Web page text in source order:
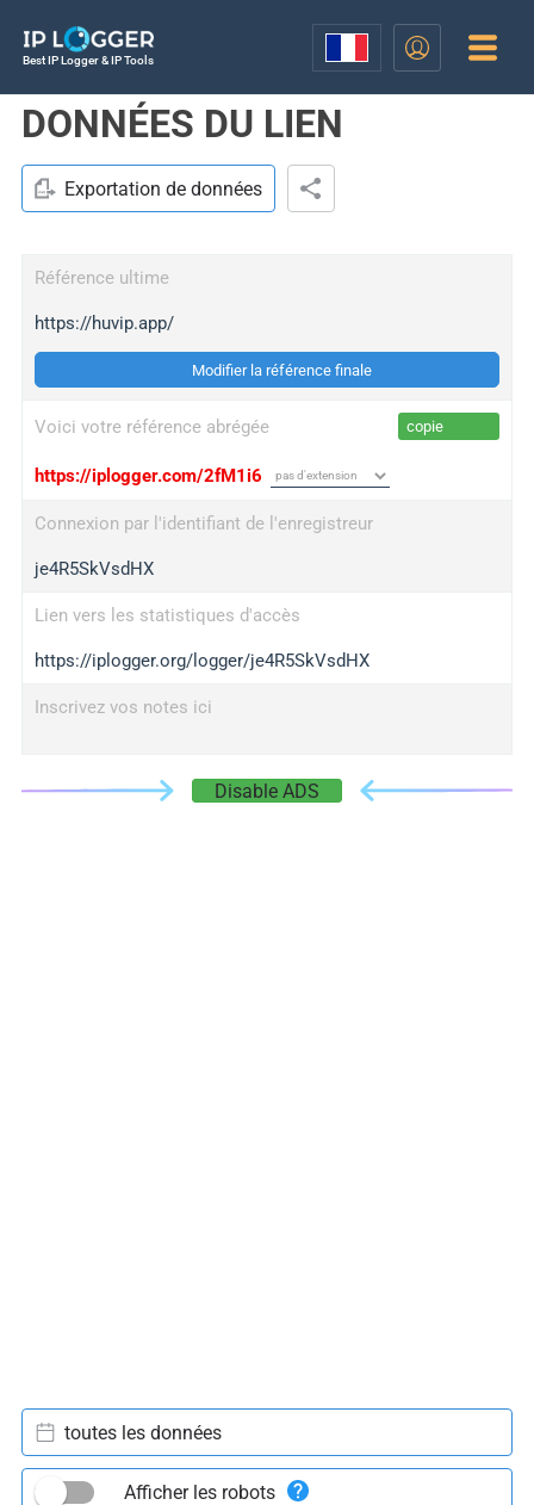
Best IP Logger & IP Tools
DONNÉES DU LIEN
Exportation de données
Référence ultime
https://huvip.app/
Modifier la référence finale
Voici votre référence abrégée copie
https://iplogger.com/2fM1i6
Connexion par l'identifiant de l'enregistreur
je4R5SkVsdHX
Lien vers les statistiques d'accès
https://iplogger.org/logger/je4R5SkVsdHX
Inscrivez vos notes ici
Disable ADS
toutes les données
Afficher les robots